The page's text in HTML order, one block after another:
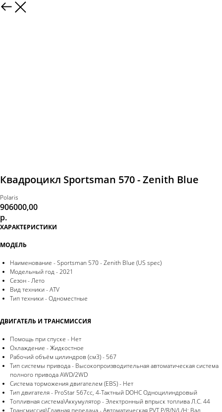
Квадроцикл Sportsman 570 - Zenith Blue
Polaris
906000,00
р.
ХАРАКТЕРИСТИКИ
МОДЕЛЬ
Наименование - Sportsman 570 - Zenith Blue (US spec)
Модельный год - 2021
Сезон - Лето
Вид техники - ATV
Тип техники - Одноместные
ДВИГАТЕЛЬ И ТРАНСМИССИЯ
Помощь при спуске - Нет
Охлаждение - Жидкостное
Рабочий объём цилиндров (см3) - 567
Тип системы привода - Высокопроизводительная автоматическая система
полного привода AWD/2WD
Система торможения двигателем (EBS) - Нет
Тип двигателя - ProStar 567cc, 4-Тактный DOHC Одноцилиндровый
Топливная система\Аккумулятор - Электронный впрыск топлива Л.С. 44
Трансмиссия\Главная передача - Автоматическая PVT P/R/N/L/H; Вал